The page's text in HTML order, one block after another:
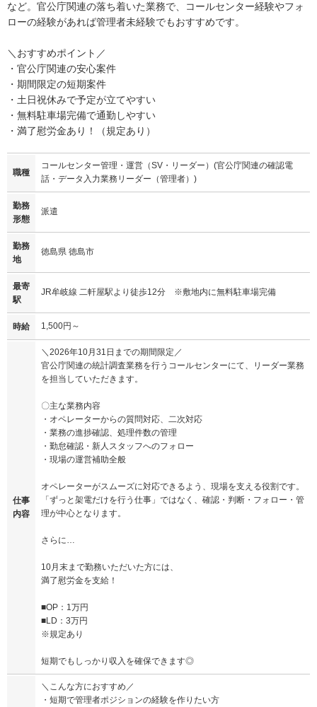
など。官公庁関連の落ち着いた業務で、コールセンター経験やフォ
ローの経験があれば管理者未経験でもおすすめです。
＼おすすめポイント／
・官公庁関連の安心案件
・期間限定の短期案件
・土日祝休みで予定が立てやすい
・無料駐車場完備で通勤しやすい
・満了慰労金あり！（規定あり）
職種
コールセンター管理・運営（SV・リーダー）(官公庁関連の確認電
話・データ入力業務リーダー（管理者）)
勤務
形態
派遣
勤務
地
徳島県 徳島市
最寄
駅
JR牟岐線 二軒屋駅より徒歩12分 ※敷地内に無料駐車場完備
時給 1,500円～
仕事
内容
＼2026年10月31日までの期間限定／
官公庁関連の統計調査業務を行うコールセンターにて、リーダー業務
を担当していただきます。
〇主な業務内容
・オペレーターからの質問対応、二次対応
・業務の進捗確認、処理件数の管理
・勤怠確認・新人スタッフへのフォロー
・現場の運営補助全般
オペレーターがスムーズに対応できるよう、現場を支える役割です。
「ずっと架電だけを行う仕事」ではなく、確認・判断・フォロー・管
理が中心となります。
さらに…
10月末まで勤務いただいた方には、
満了慰労金を支給！
■OP：1万円
■LD：3万円
※規定あり
短期でもしっかり収入を確保できます◎
＼こんな方におすすめ／
・短期で管理者ポジションの経験を作りたい方